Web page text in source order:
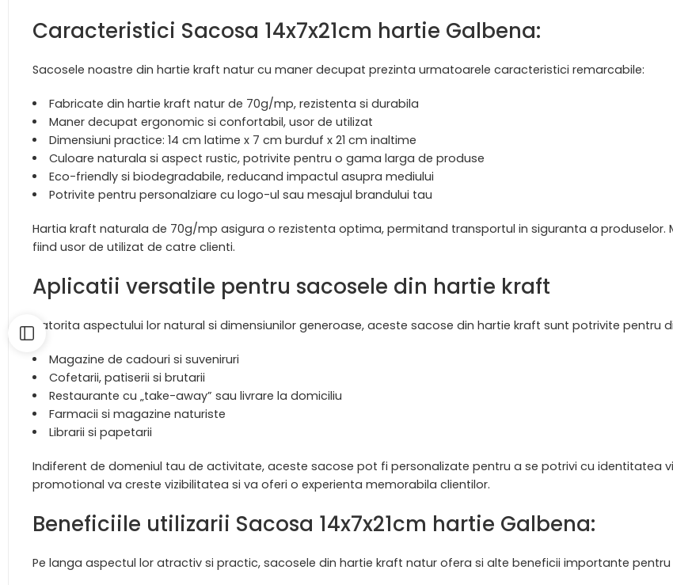
Caracteristici Sacosa 14x7x21cm hartie Galbena:
Sacosele noastre din hartie kraft natur cu maner decupat prezinta urmatoarele caracteristici remarcabile:
Fabricate din hartie kraft natur de 70g/mp, rezistenta si durabila
Maner decupat ergonomic si confortabil, usor de utilizat
Dimensiuni practice: 14 cm latime x 7 cm burduf x 21 cm inaltime
Culoare naturala si aspect rustic, potrivite pentru o gama larga de produse
Eco-friendly si biodegradabile, reducand impactul asupra mediului
Potrivite pentru personalziare cu logo-ul sau mesajul brandului tau
Hartia kraft naturala de 70g/mp asigura o rezistenta optima, permitand transportul in siguranta a
fiind usor de utilizat de catre clienti.
Aplicatii versatile pentru sacosele din hartie kraft
Datorita aspectului lor natural si dimensiunilor generoase, aceste sacose din hartie kraft sunt potrivite pentru
Magazine de cadouri si suveniruri
Cofetarii, patiserii si brutarii
Restaurante cu „take-away” sau livrare la domiciliu
Farmacii si magazine naturiste
Librarii si papetarii
Indiferent de domeniul tau de activitate, aceste sacose pot fi personalizate pentru a se potrivi cu identitatea
promotional va creste vizibilitatea si va oferi o experienta memorabila clientilor.
Beneficiile utilizarii Sacosa 14x7x21cm hartie Galbena:
Pe langa aspectul lor atractiv si practic, sacosele din hartie kraft natur ofera si alte beneficii importante